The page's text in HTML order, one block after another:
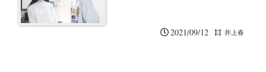
2021/09/12 井上春